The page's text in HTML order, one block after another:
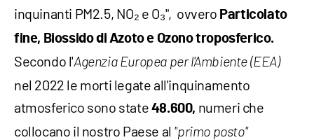
inquinanti PM2.5, NO₂ e O₃", ovvero Particolato
fine, Biossido di Azoto e Ozono troposferico.
Secondo l'Agenzia Europea per l'Ambiente (EEA)
nel 2022 le morti legate all'inquinamento
atmosferico sono state 48.600, numeri che
collocano il nostro Paese al "primo posto"